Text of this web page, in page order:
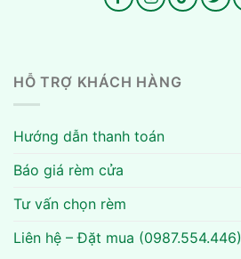
HỖ TRỢ KHÁCH HÀNG
Hướng dẫn thanh toán
Báo giá rèm cửa
Tư vấn chọn rèm
Liên hệ – Đặt mua (0987.554.446)